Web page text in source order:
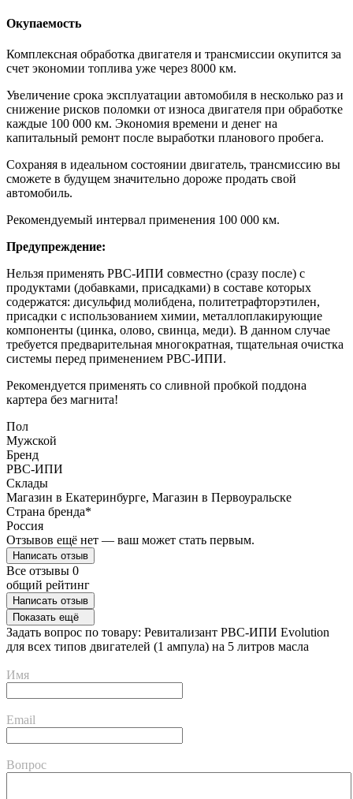
Окупаемость
Комплексная обработка двигателя и трансмиссии окупится за
счет экономии топлива уже через 8000 км.
Увеличение срока эксплуатации автомобиля в несколько раз и
снижение рисков поломки от износа двигателя при обработке
каждые 100 000 км. Экономия времени и денег на
капитальный ремонт после выработки планового пробега.
Сохраняя в идеальном состоянии двигатель, трансмиссию вы
сможете в будущем значительно дороже продать свой
автомобиль.
Рекомендуемый интервал применения 100 000 км.
Предупреждение:
Нельзя применять РВС-ИПИ совместно (сразу после) с
продуктами (добавками, присадками) в составе которых
содержатся: дисульфид молибдена, политетрафторэтилен,
присадки с использованием химии, металлоплакирующие
компоненты (цинка, олово, свинца, меди). В данном случае
требуется предварительная многократная, тщательная очистка
системы перед применением РВС-ИПИ.
Рекомендуется применять со сливной пробкой поддона
картера без магнита!
Пол
Мужской
Бренд
РВС-ИПИ
Склады
Магазин в Екатеринбурге, Магазин в Первоуральске
Страна бренда*
Россия
Отзывов ещё нет — ваш может стать первым.
Написать отзыв
Все отзывы 0
общий рейтинг
Написать отзыв
Показать ещё
Задать вопрос по товару: Ревитализант РВС-ИПИ Evolution
для всех типов двигателей (1 ампула) на 5 литров масла
Имя
Email
Вопрос